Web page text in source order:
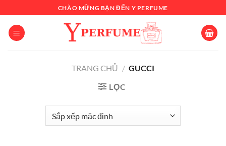
đến
nội
dung
CHÀO MỪNG BẠN ĐẾN Y PERFUME
TRANG CHỦ / GUCCI
LỌC